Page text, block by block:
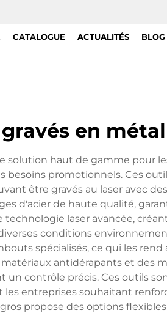
CATALOGUE ACTUALITÉS BLOG
en
haut de gamme pour
promotionnels. Ces
être gravés au laser avec
d'acier de haute qualité,
laser avancée,
conditions
spécialisés, ce qui les rend
antidérapants et des
contrôle précis. Ces outils
entreprises souhaitant
propose des options